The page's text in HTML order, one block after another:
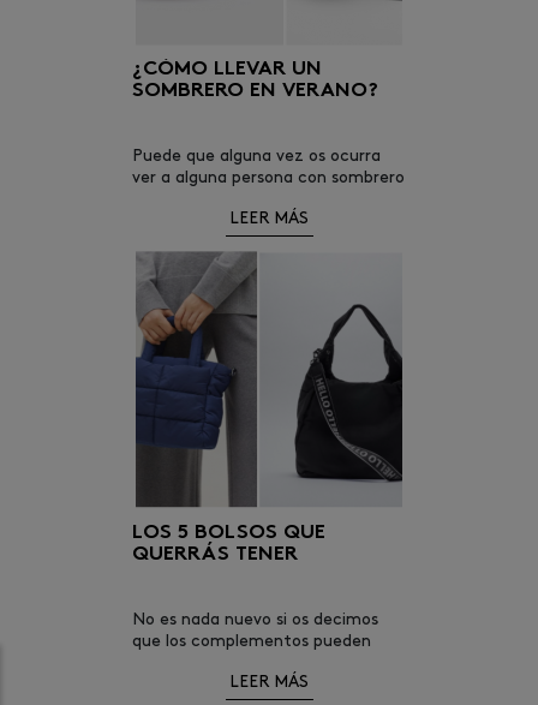
¿CÓMO LLEVAR UN
SOMBRERO EN VERANO?
Puede que alguna vez os ocurra
ver a alguna persona con sombrero
hayáis preguntado: “¿Cómo se
verano? Yo también llevaría
LEER MÁS
LOS 5 BOLSOS QUE
QUERRÁS TENER
No es nada nuevo si os decimos
que los complementos pueden
las prendas a la hora de crear un
LEER MÁS